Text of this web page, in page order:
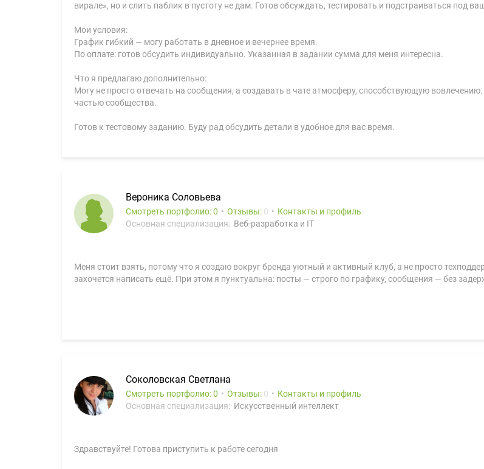
вирале», но и слить паблик в пустоту не дам. Готов обсуждать, тестировать и подстраиваться под
Мои условия:
График гибкий — могу работать в дневное и вечернее время.
По оплате: готов обсудить индивидуально. Указанная в задании сумма для меня интересна.
Что я предлагаю дополнительно:
Могу не просто отвечать на сообщения, а создавать в чате атмосферу, способствующую
частью сообщества.
Готов к тестовому заданию. Буду рад обсудить детали в удобное для вас время.
Вероника Соловьева
Смотреть портфолио: 0 Отзывы: 0
Контакты и профиль
Основная специализация: Веб-разработка и IT
Меня стоит взять, потому что я создаю вокруг бренда уютный и активный клуб, а не просто
захочется написать ещё. При этом я пунктуальна: посты — строго по графику, сообщения — без
Соколовская Светлана
Смотреть портфолио: 0 Отзывы: 0
Контакты и профиль
Основная специализация: Искусственный интеллект
Здравствуйте! Готова приступить к работе сегодня